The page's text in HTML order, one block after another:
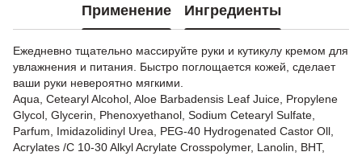
Применение Ингредиенты
Ежедневно тщательно массируйте руки и кутикулу кремом для
увлажнения и питания. Быстро поглощается кожей, сделает
ваши руки невероятно мягкими.
Aqua, Cetearyl Alcohol, Aloe Barbadensis Leaf Juice, Propylene
Glycol, Glycerin, Phenoxyethanol, Sodium Cetearyl Sulfate,
Parfum, Imidazolidinyl Urea, PEG-40 Hydrogenated Castor Oll,
Acrylates /C 10-30 Alkyl Acrylate Crosspolymer, Lanolin, BHT,